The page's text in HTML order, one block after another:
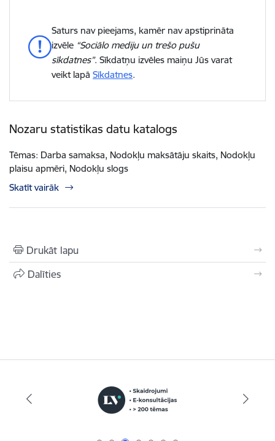
Saturs nav pieejams, kamēr nav apstiprināta
izvēle “Sociālo mediju un trešo pušu
sīkdatnes”. Sīkdatņu izvēles maiņu Jūs varat
veikt lapā Sīkdatnes.
Nozaru statistikas datu katalogs
Tēmas: Darba samaksa, Nodokļu maksātāju skaits, Nodokļu
plaisu apmēri, Nodokļu slogs
Skatīt vairāk
Drukāt lapu
Dalīties